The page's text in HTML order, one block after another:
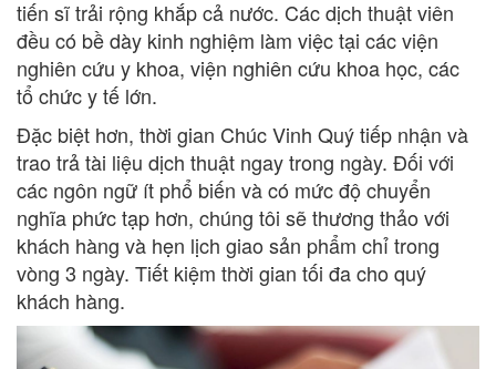
tiến sĩ trải rộng khắp cả nước. Các dịch thuật viên
đều có bề dày kinh nghiệm làm việc tại các viện
nghiên cứu y khoa, viện nghiên cứu khoa học, các
tổ chức y tế lớn.
Đặc biệt hơn, thời gian Chúc Vinh Quý tiếp nhận và
trao trả tài liệu dịch thuật ngay trong ngày. Đối với
các ngôn ngữ ít phổ biến và có mức độ chuyển
nghĩa phức tạp hơn, chúng tôi sẽ thương thảo với
khách hàng và hẹn lịch giao sản phẩm chỉ trong
vòng 3 ngày. Tiết kiệm thời gian tối đa cho quý
khách hàng.